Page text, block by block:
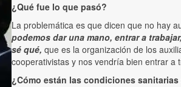
¿Qué fue lo que pasó?
La problemática es que dicen que no hay
podemos dar una mano, entrar a
sé qué, que es la organización de los
cooperativistas y nos vendría bien entrar a
¿Cómo están las condiciones sanitarias